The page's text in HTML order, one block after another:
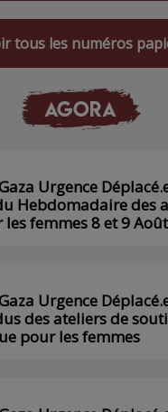
tous les numéros
AGORA
Urgence
Hebdomadaire des
femmes 8 et 9 Août
Urgence
des ateliers de
pour les femmes